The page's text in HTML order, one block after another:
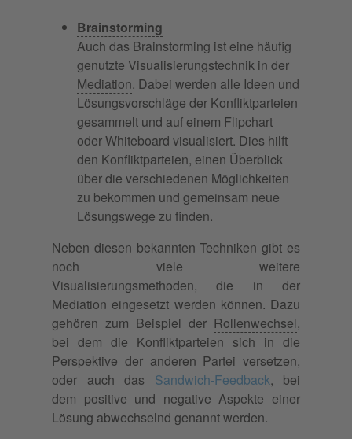
Brainstorming
Auch das Brainstorming ist eine häufig
genutzte Visualisierungstechnik in der
Mediation. Dabei werden alle Ideen und
Lösungsvorschläge der Konfliktparteien
gesammelt und auf einem Flipchart
oder Whiteboard visualisiert. Dies hilft
den Konfliktparteien, einen Überblick
über die verschiedenen Möglichkeiten
zu bekommen und gemeinsam neue
Lösungswege zu finden.
Neben diesen bekannten Techniken gibt es
noch viele weitere
Visualisierungsmethoden, die in der
Mediation eingesetzt werden können. Dazu
gehören zum Beispiel der Rollenwechsel,
bei dem die Konfliktparteien sich in die
Perspektive der anderen Partei versetzen,
oder auch das Sandwich-Feedback, bei
dem positive und negative Aspekte einer
Lösung abwechselnd genannt werden.